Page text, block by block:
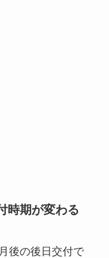
時期が変わる
後の後日交付で